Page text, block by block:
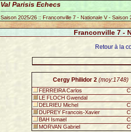
Val Parisis Echecs
Saison 2025/26 :: Franconville 7 - Nationale V - Saison
Franconville 7 -
Retour à la
Cergy Philidor 2 (moy:1748)
FERREIRA Carlos
LE FLOCH Gwendal
DELRIEU Michel
DUPREY Francois-Xavier
BAH Ismael
MORVAN Gabriel